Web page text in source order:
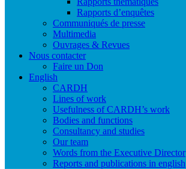
Rapports d’enquêtes
Communiqués de presse
Multimedia
Ouvrages & Revues
Nous contacter
Faire un Don
English
CARDH
Lines of work
Usefulness of CARDH’s work
Bodies and functions
Consultancy and studies
Our team
Words from the Executive Director
Reports and publications in english